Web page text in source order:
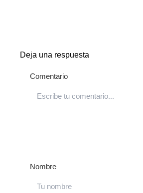
Deja una respuesta
Comentario
Nombre